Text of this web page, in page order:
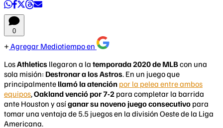
0
Agregar Mediotiempo en
LosAthletics llegaron a la temporada 2020 de MLBcon una
sola misión: Destronar a los Astros. En un juego que
principalmente llamó la atención por la pelea entre ambos
equipos,Oakland venció por 7-2 para completar la barrida
ante Houston y asíganar su noveno juego consecutivo para
tomar una ventaja de 5.5 juegos en la división Oeste de la Liga
Americana.